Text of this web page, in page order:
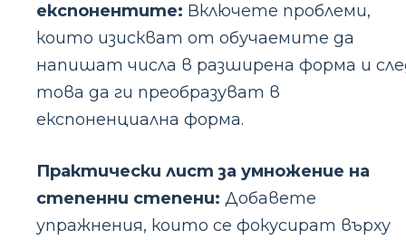
експонентите: Включете проблеми,
които изискват от обучаемите да
напишат числа в разширена форма и
това да ги преобразуват в
експоненциална форма.
Практически лист за умножение на
степенни степени: Добавете
упражнения, които се фокусират върху